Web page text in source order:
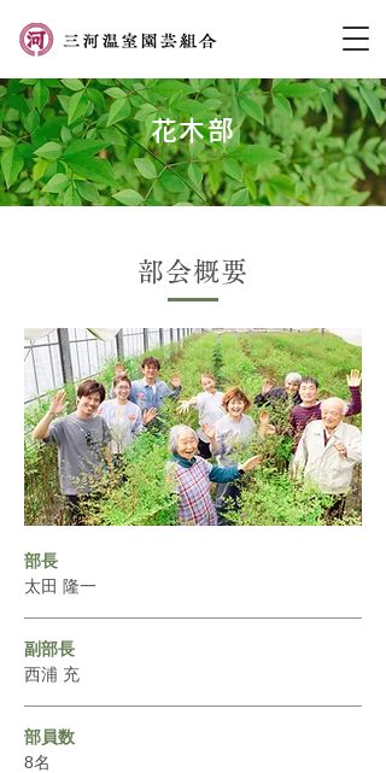
花木部
部会概要
部長
太田 隆一
副部長
西浦 充
部員数
8名